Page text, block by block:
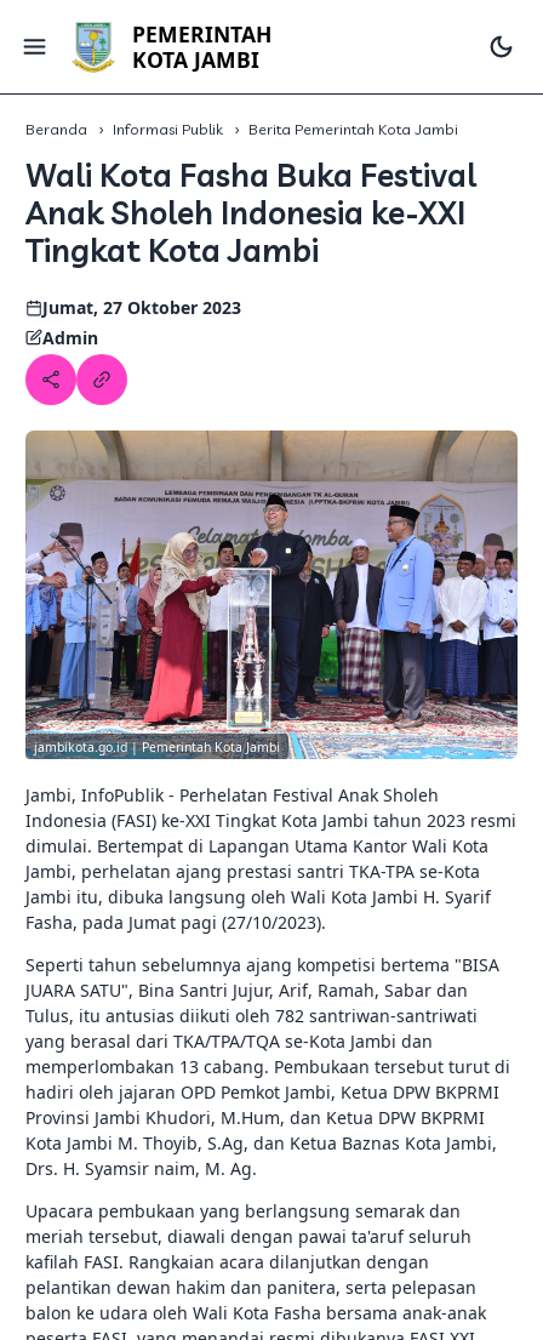
PEMERINTAH
KOTA JAMBI
Beranda Informasi Publik Berita Pemerintah Kota Jambi
Wali Kota Fasha Buka Festival
Anak Sholeh Indonesia ke-XXI
Tingkat Kota Jambi
Jumat, 27 Oktober 2023
Admin
jambikota.go.id | Pemerintah Kota Jambi
Jambi, InfoPublik - Perhelatan Festival Anak Sholeh
Indonesia (FASI) ke-XXI Tingkat Kota Jambi tahun 2023 resmi
dimulai. Bertempat di Lapangan Utama Kantor Wali Kota
Jambi, perhelatan ajang prestasi santri TKA-TPA se-Kota
Jambi itu, dibuka langsung oleh Wali Kota Jambi H. Syarif
Fasha, pada Jumat pagi (27/10/2023).
Seperti tahun sebelumnya ajang kompetisi bertema "BISA
JUARA SATU", Bina Santri Jujur, Arif, Ramah, Sabar dan
Tulus, itu antusias diikuti oleh 782 santriwan-santriwati
yang berasal dari TKA/TPA/TQA se-Kota Jambi dan
memperlombakan 13 cabang. Pembukaan tersebut turut di
hadiri oleh jajaran OPD Pemkot Jambi, Ketua DPW BKPRMI
Provinsi Jambi Khudori, M.Hum, dan Ketua DPW BKPRMI
Kota Jambi M. Thoyib, S.Ag, dan Ketua Baznas Kota Jambi,
Drs. H. Syamsir naim, M. Ag.
Upacara pembukaan yang berlangsung semarak dan
meriah tersebut, diawali dengan pawai ta'aruf seluruh
kafilah FASI. Rangkaian acara dilanjutkan dengan
pelantikan dewan hakim dan panitera, serta pelepasan
balon ke udara oleh Wali Kota Fasha bersama anak-anak